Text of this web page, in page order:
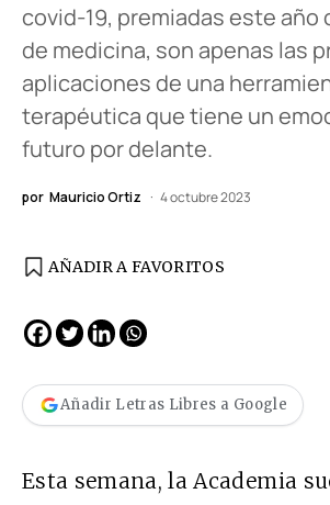
covid-19, premiadas este año
de medicina, son apenas las
aplicaciones de una
terapéutica que tiene un
futuro por delante.
por Mauricio Ortiz 4 octubre 2023
AÑADIR A FAVORITOS
Añadir Letras Libres a Google
Esta semana, la Academia